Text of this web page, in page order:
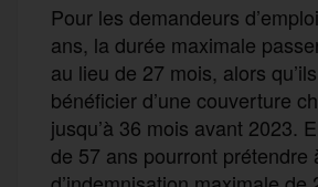
Pour les demandeurs
ans, la durée maximale
au lieu de 27 mois, alors
bénéficier d’une couverture
jusqu’à 36 mois avant 2023.
de 57 ans pourront prétendre